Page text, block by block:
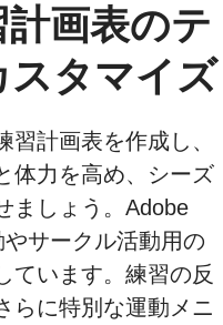
計画表のテ
スタマイズ
計画表を作成し、
体力を高め、シーズ
ましょう。Adobe
サークル活動用の
ています。練習の反
らに特別な運動メニ